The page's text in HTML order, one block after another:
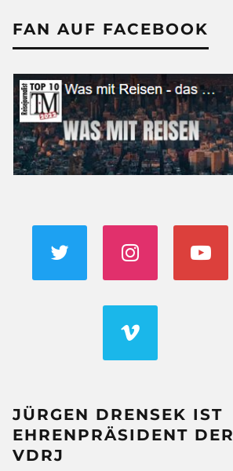
FAN AUF FACEBOOK
JÜRGEN DRENSEK IST
EHRENPRÄSIDENT DER
VDRJ